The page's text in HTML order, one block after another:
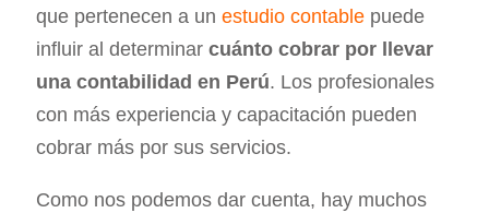
que pertenecen a un estudio contable puede
influir al determinar cuánto cobrar por llevar
una contabilidad en Perú. Los profesionales
con más experiencia y capacitación pueden
cobrar más por sus servicios.
Como nos podemos dar cuenta, hay muchos